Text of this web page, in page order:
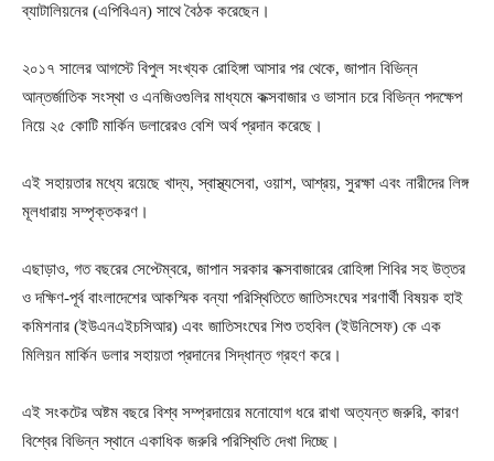
ব্যাটালিয়নের (এপিবিএন) সাথে বৈঠক করেছেন।
২০১৭ সালের আগস্টে বিপুল সংখ্যক রোহিঙ্গা আসার পর থেকে, জাপান বিভিন্ন
আন্তর্জাতিক সংস্থা ও এনজিওগুলির মাধ্যমে কক্সবাজার ও ভাসান চরে বিভিন্ন পদক্ষেপ
নিয়ে ২৫ কোটি মার্কিন ডলারেরও বেশি অর্থ প্রদান করেছে।
এই সহায়তার মধ্যে রয়েছে খাদ্য, স্বাস্থ্যসেবা, ওয়াশ, আশ্রয়, সুরক্ষা এবং নারীদের লিঙ্গ
মূলধারায় সম্পৃক্তকরণ।
এছাড়াও, গত বছরের সেপ্টেম্বরে, জাপান সরকার কক্সবাজারের রোহিঙ্গা শিবির সহ উত্তর
ও দক্ষিণ-পূর্ব বাংলাদেশের আকস্মিক বন্যা পরিস্থিতিতে জাতিসংঘের শরণার্থী বিষয়ক হাই
কমিশনার (ইউএনএইচসিআর) এবং জাতিসংঘের শিশু তহবিল (ইউনিসেফ) কে এক
মিলিয়ন মার্কিন ডলার সহায়তা প্রদানের সিদ্ধান্ত গ্রহণ করে।
এই সংকটের অষ্টম বছরে বিশ্ব সম্প্রদায়ের মনোযোগ ধরে রাখা অত্যন্ত জরুরি, কারণ
বিশ্বের বিভিন্ন স্থানে একাধিক জরুরি পরিস্থিতি দেখা দিচ্ছে।